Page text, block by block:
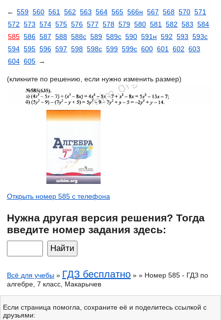
← 559 560 561 562 563 564 565 566н 567 568 570 571
572 573 574 575 576 577 578 579 580 581 582 583 584
585 586 587 588 588с 589 589с 590 591н 592 593 593с
594 595 596 597 598 598с 599 599с 600 601 602 603
604 605 →
(кликните по решению, если нужно изменить размер)
Открыть номер 585 с телефона
Нужна другая версия решения? Тогда
введите номер задания здесь:
Всё для учебы » ГДЗ бесплатно » » Номер 585 - ГДЗ по
алгебре, 7 класс, Макарычев
Если страница помогла, сохраните её и поделитесь ссылкой с
друзьями: